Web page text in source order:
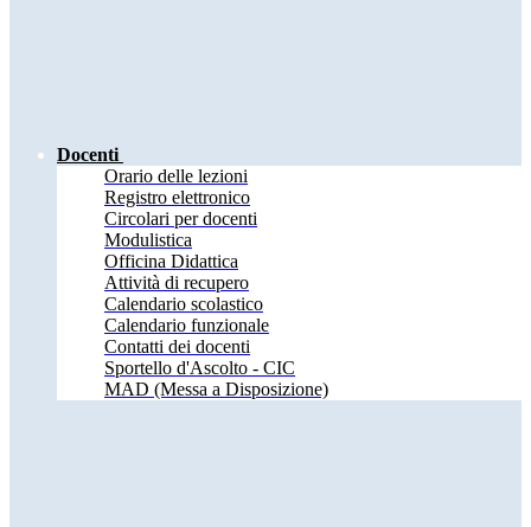
Docenti
Orario delle lezioni
Registro elettronico
Circolari per docenti
Modulistica
Officina Didattica
Attività di recupero
Calendario scolastico
Calendario funzionale
Contatti dei docenti
Sportello d'Ascolto - CIC
MAD (Messa a Disposizione)